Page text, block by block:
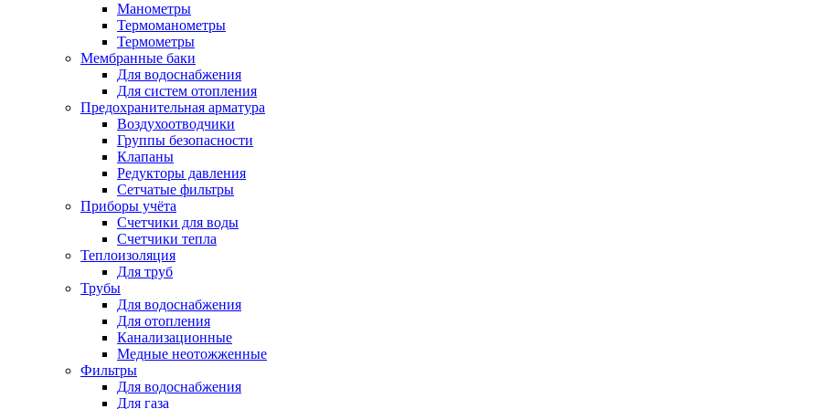
Манометры
Термоманометры
Термометры
Мембранные баки
Для водоснабжения
Для систем отопления
Предохранительная арматура
Воздухоотводчики
Группы безопасности
Клапаны
Редукторы давления
Сетчатые фильтры
Приборы учёта
Счетчики для воды
Счетчики тепла
Теплоизоляция
Для труб
Трубы
Для водоснабжения
Для отопления
Канализационные
Медные неотожженные
Фильтры
Для водоснабжения
Для газа